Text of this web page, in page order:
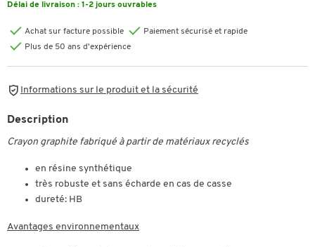
Délai de livraison : 1-2 jours ouvrables
Achat sur facture possible
Paiement sécurisé et rapide
Plus de 50 ans d'expérience
Informations sur le produit et la sécurité
Description
Crayon graphite fabriqué à partir de matériaux recyclés
en résine synthétique
très robuste et sans écharde en cas de casse
dureté: HB
Avantages environnementaux